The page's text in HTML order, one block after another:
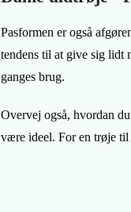
Pasformen er også
tendens til at give sig lidt
ganges brug.
Overvej også, hvordan
være ideel. For en trøje